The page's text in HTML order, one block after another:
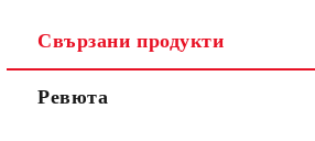
Свързани продукти
Ревюта